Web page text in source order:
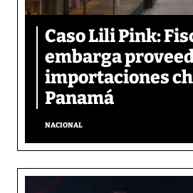
Caso Lili Pink:
embarga
importaciones
Panamá
NACIONAL